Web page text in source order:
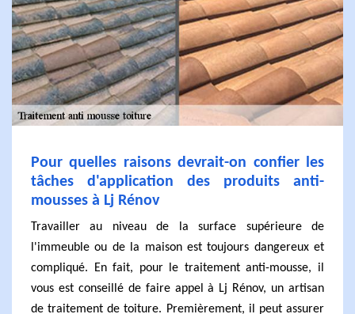
Pour quelles raisons devrait-on confier les
tâches d'application des produits anti-
mousses à Lj Rénov
Travailler au niveau de la surface supérieure de
l'immeuble ou de la maison est toujours dangereux et
compliqué. En fait, pour le traitement anti-mousse, il
vous est conseillé de faire appel à Lj Rénov, un artisan
de traitement de toiture. Premièrement, il peut assurer